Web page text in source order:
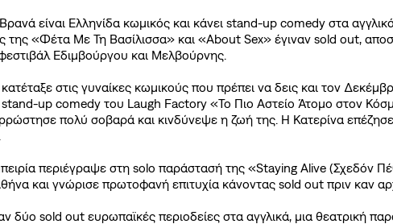
ερωτήσεις
SNF Nostos
©2026, Stavros S. Niarchos Foundation
for Charity
είναι Ελληνίδα κωμικός και κάνει stand-up comedy στα
της «Φέτα Με Τη Βασίλισσα» και «About Sex» έγιναν sold out,
Εδιμβούργου και Μελβούρνης.
στις γυναίκες κωμικούς που πρέπει να δεις και τον
up comedy του Laugh Factory «Το Πιο Αστείο Άτομο στον
πολύ σοβαρά και κινδύνεψε η ζωή της. Η Κατερίνα
περιέγραψε στη solo παράστασή της «Staying Alive (Σχεδόν
και γνώρισε πρωτοφανή επιτυχία κάνοντας sold out πριν καν
δύο sold out ευρωπαϊκές περιοδείες στα αγγλικά, μια θεατρική